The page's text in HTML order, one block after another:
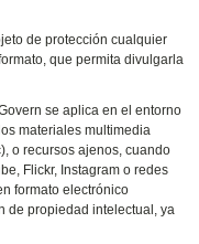
de protección cualquier
que permita divulgarla
se aplica en el entorno
materiales multimedia
o recursos ajenos, cuando
Flickr, Instagram o redes
formato electrónico
de propiedad intelectual, ya